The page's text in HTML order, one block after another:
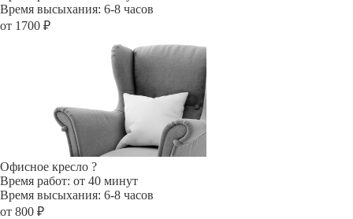
Время высыхания: 6-8 часов
от 1700 ₽
Офисное кресло ?
Время работ: от 40 минут
Время высыхания: 6-8 часов
от 800 ₽